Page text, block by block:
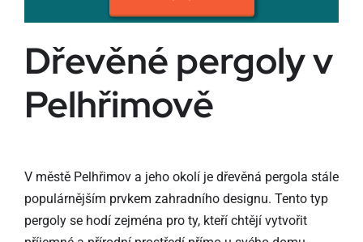
Dřevěné pergoly v
Pelhřimově
V městě Pelhřimov a jeho okolí je dřevěná pergola stále
populárnějším prvkem zahradního designu. Tento typ
pergoly se hodí zejména pro ty, kteří chtějí vytvořit